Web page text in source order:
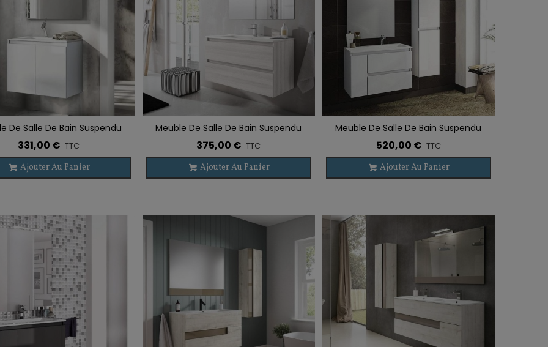
À La Liste De Souhaits
De Salle De Bain Suspendu
BOX 2 Portes
331,00 € TTC
Ajouter Au Panier
Ajouter À La Liste De Souhaits
Meuble De Salle De Bain Suspendu
BOX 2 Tiroirs
375,00 € TTC
Ajouter Au Panier
Ajouter À La Liste De Souhaits
Meuble De Salle De Bain Suspendu
BOX 2 Tiroirs + 1 Porte
520,00 € TTC
Ajouter Au Panier